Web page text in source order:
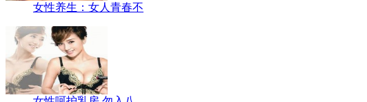
女性养生：女人青春不